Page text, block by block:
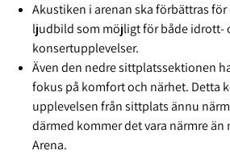
Akustiken i arenan ska förbättras för
ljudbild som möjligt för både idrott-
konsertupplevelser.
Även den nedre sittplatssektionen
fokus på komfort och närhet. Detta
upplevelsen från sittplats ännu
därmed kommer det vara närmre än
Arena.